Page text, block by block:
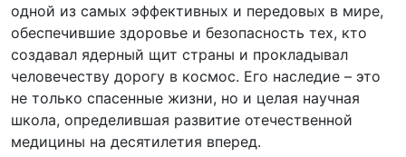
одной из самых эффективных и передовых в мире,
обеспечившие здоровье и безопасность тех, кто
создавал ядерный щит страны и прокладывал
человечеству дорогу в космос. Его наследие – это
не только спасенные жизни, но и целая научная
школа, определившая развитие отечественной
медицины на десятилетия вперед.